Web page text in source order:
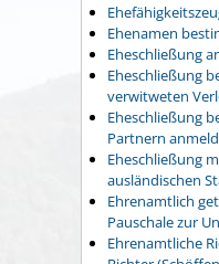
Ehenamen
Eheschließung
Eheschließung
verwitweten
Eheschließung
Partnern
Eheschließung
ausländischen
Ehrenamtlich
Pauschale zur
Ehrenamtliche